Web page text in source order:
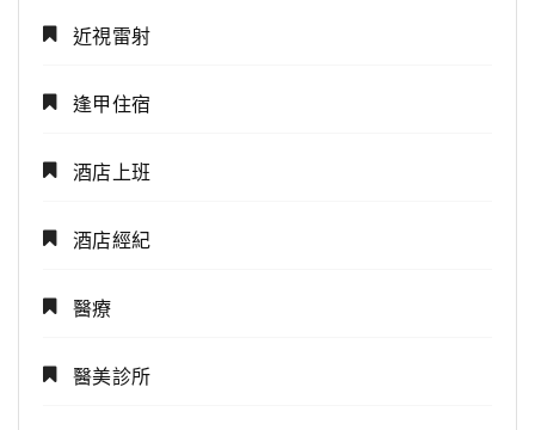
近視雷射
逢甲住宿
酒店上班
酒店經紀
醫療
醫美診所